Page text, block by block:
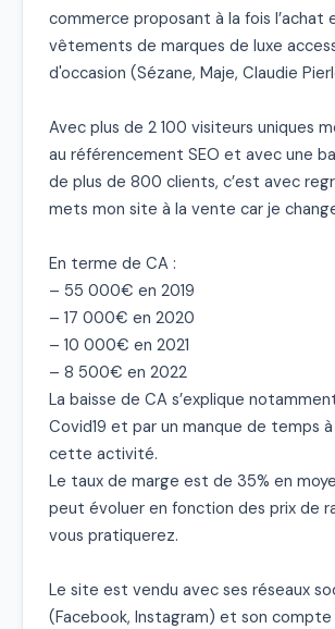
commerce proposant à la fois l’achat
vêtements de marques de luxe
d'occasion (Sézane, Maje, Claudie
Avec plus de 2 100 visiteurs uniques
au référencement SEO et avec une
de plus de 800 clients, c’est avec
mets mon site à la vente car je
En terme de CA :
– 55 000€ en 2019
– 17 000€ en 2020
– 10 000€ en 2021
– 8 500€ en 2022
La baisse de CA s’explique
Covid19 et par un manque de temps
cette activité.
Le taux de marge est de 35% en
peut évoluer en fonction des prix de
vous pratiquerez.
Le site est vendu avec ses réseaux
(Facebook, Instagram) et son